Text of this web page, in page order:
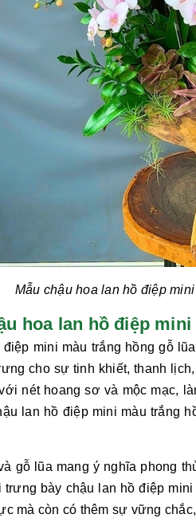
Mẫu chậu hoa lan hồ điệp
hoa lan hồ điệp
điệp mini màu trắng hồng gỗ lũa
cho sự tinh khiết, thanh
nét hoang sơ và mộc mạc,
lan hồ điệp mini màu trắng
gỗ lũa mang ý nghĩa phong
trưng bày chậu
lan hồ điệp
mà còn có thêm sự vững